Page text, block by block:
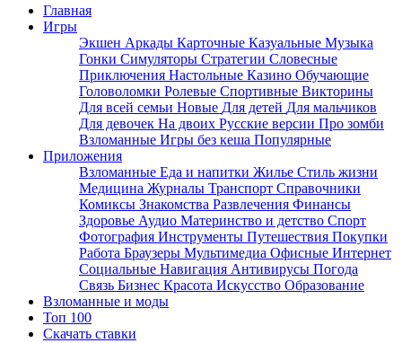
Главная
Игры
Экшен Аркады Карточные Казуальные Музыка
Гонки Симуляторы Стратегии Словесные
Приключения Настольные Казино Обучающие
Головоломки Ролевые Спортивные Викторины
Для всей семьи Новые Для детей Для мальчиков
Для девочек На двоих Русские версии Про зомби
Взломанные Игры без кеша Популярные
Приложения
Взломанные Еда и напитки Жилье Стиль жизни
Медицина Журналы Транспорт Справочники
Комиксы Знакомства Развлечения Финансы
Здоровье Аудио Материнство и детство Спорт
Фотография Инструменты Путешествия Покупки
Работа Браузеры Мультимедиа Офисные Интернет
Социальные Навигация Антивирусы Погода
Связь Бизнес Красота Искусство Образование
Взломанные и моды
Топ 100
Скачать ставки